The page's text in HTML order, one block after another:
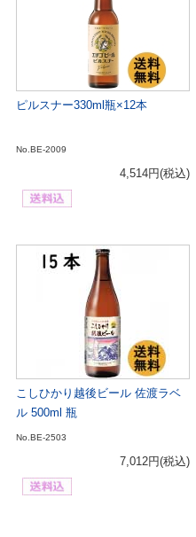
ピルスナー330ml瓶×12本
No.BE-2009
4,514円(税込)
こしひかり越後ビール 佐渡ラベ
ル 500ml 瓶
No.BE-2503
7,012円(税込)